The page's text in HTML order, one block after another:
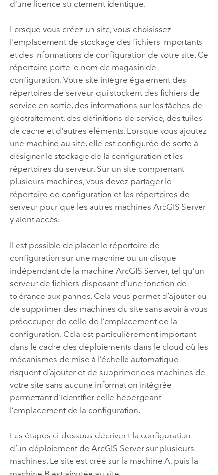
d’une licence strictement identique.
Lorsque vous créez un site, vous choisissez
l'emplacement de stockage des fichiers importants
et des informations de configuration de votre site. Ce
répertoire porte le nom de magasin de
configuration. Votre site intègre également des
répertoires de serveur qui stockent des fichiers de
service en sortie, des informations sur les tâches de
géotraitement, des définitions de service, des tuiles
de cache et d'autres éléments. Lorsque vous ajoutez
une machine au site, elle est configurée de sorte à
désigner le stockage de la configuration et les
répertoires du serveur. Sur un site comprenant
plusieurs machines, vous devez partager le
répertoire de configuration et les répertoires de
serveur pour que les autres machines ArcGIS Server
y aient accès.
Il est possible de placer le répertoire de
configuration sur une machine ou un disque
indépendant de la machine ArcGIS Server, tel qu’un
serveur de fichiers disposant d’une fonction de
tolérance aux pannes. Cela vous permet d’ajouter ou
de supprimer des machines du site sans avoir à vous
préoccuper de celle de l’emplacement de la
configuration. Cela est particulièrement important
dans le cadre des déploiements dans le cloud où les
mécanismes de mise à l’échelle automatique
risquent d’ajouter et de supprimer des machines de
votre site sans aucune information intégrée
permettant d’identifier celle hébergeant
l’emplacement de la configuration.
Les étapes ci-dessous décrivent la configuration
d’un déploiement de ArcGIS Serversur plusieurs
machines. Le site est créé sur la machine A, puis la